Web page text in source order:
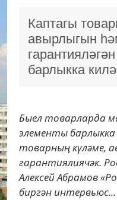
Каптагы
авырлыгын
барлыкка
Быел товарларда
элементы барлыкка
товарның күләме,
гарантиялиячәк.
Алексей Абрамов
биргән интервьюс...